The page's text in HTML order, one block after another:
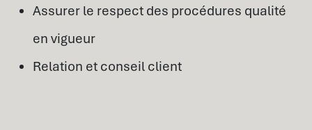
Assurer le respect des procédures qualité
en vigueur
Relation et conseil client